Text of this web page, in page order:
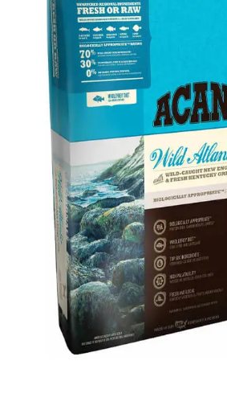
Click to enlarge